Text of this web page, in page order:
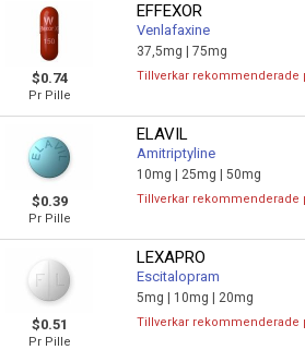
$0.74
Pr Pille
EFFEXOR
Venlafaxine
37,5mg |75mg
Tillverkar rekommenderade
$0.39
Pr Pille
ELAVIL
Amitriptyline
10mg | 25mg |50mg
Tillverkar rekommenderade
$0.51
Pr Pille
LEXAPRO
Escitalopram
5mg | 10mg | 20mg
Tillverkar rekommenderade